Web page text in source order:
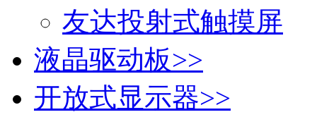
友达投射式触摸屏
液晶驱动板>>
开放式显示器>>